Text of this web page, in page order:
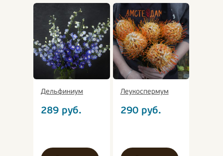
Дельфиниум
289 руб.
Леукоспермум
290руб.